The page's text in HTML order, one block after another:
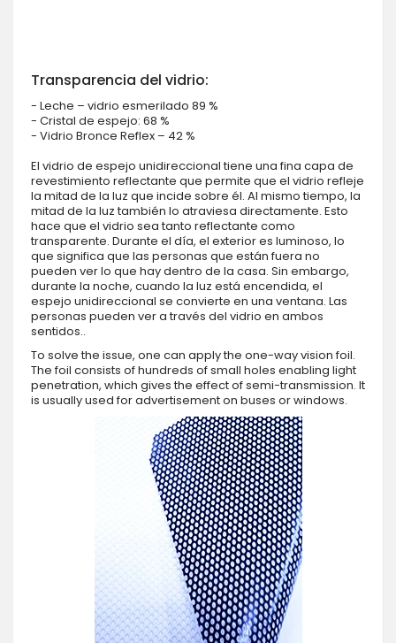
Transparencia del vidrio:
- Leche – vidrio esmerilado 89 %
- Cristal de espejo: 68 %
- Vidrio Bronce Reflex – 42 %
El vidrio de espejo unidireccional tiene una fina capa de
revestimiento reflectante que permite que el vidrio refleje
la mitad de la luz que incide sobre él. Al mismo tiempo, la
mitad de la luz también lo atraviesa directamente. Esto
hace que el vidrio sea tanto reflectante como
transparente. Durante el día, el exterior es luminoso, lo
que significa que las personas que están fuera no
pueden ver lo que hay dentro de la casa. Sin embargo,
durante la noche, cuando la luz está encendida, el
espejo unidireccional se convierte en una ventana. Las
personas pueden ver a través del vidrio en ambos
sentidos..
To solve the issue, one can apply the one-way vision foil.
The foil consists of hundreds of small holes enabling light
penetration, which gives the effect of semi-transmission. It
is usually used for advertisement on buses or windows.